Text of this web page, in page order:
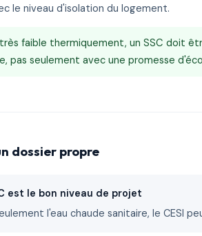
le niveau d'isolation du logement.
faible thermiquement, un SSC doit
pas seulement avec une promesse
dossier propre
est le bon niveau de projet
l'eau chaude sanitaire, le CESI